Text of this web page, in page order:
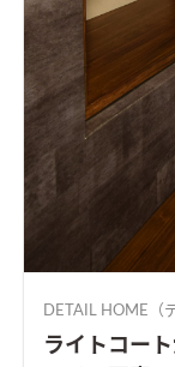
DETAIL HOME（
ライトコー